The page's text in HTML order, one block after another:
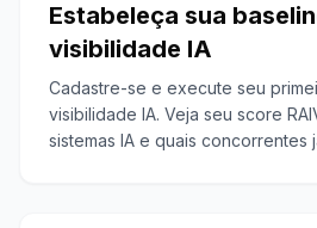
Estabeleça sua
visibilidade IA
Cadastre-se e execute seu
visibilidade IA. Veja seu score
sistemas IA e quais concorrentes